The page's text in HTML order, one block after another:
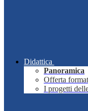
Didattica
Panoramica
Offerta
I progetti